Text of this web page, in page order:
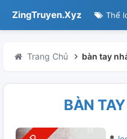
ZingTruyen.Xyz Thể
Trang Chủ bàn tay
BÀN